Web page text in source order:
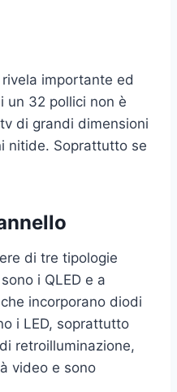
importante ed
un 32 pollici non è
di grandi dimensioni
nitide. Soprattutto se
di tre tipologie
i QLED e a
incorporano diodi
i LED, soprattutto
retroilluminazione,
video e sono